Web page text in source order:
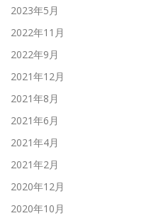
2023年5月
2022年11月
2022年9月
2021年12月
2021年8月
2021年6月
2021年4月
2021年2月
2020年12月
2020年10月